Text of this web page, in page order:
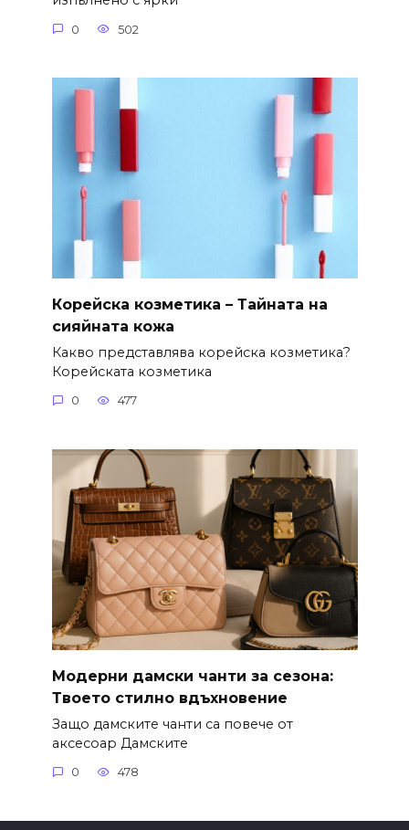
0 502
Корейска козметика – Тайната на
сияйната кожа
Какво представлява корейска козметика?
Корейската козметика
0 477
Модерни дамски чанти за сезона:
Твоето стилно вдъхновение
Защо дамските чанти са повече от
аксесоар Дамските
0 478